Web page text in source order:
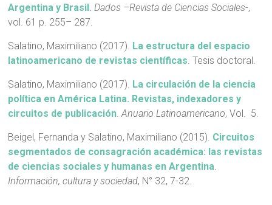
Argentina y Brasil. Dados –Revista de Ciencias Sociales-,
vol. 61 p. 255– 287.
Salatino, Maximiliano (2017). La estructura del espacio
latinoamericano de revistas científicas. Tesis doctoral.
Salatino, Maximiliano (2017). La circulación de la ciencia
política en América Latina. Revistas, indexadores y
circuitos de publicación.Anuario Latinoamericano, Vol. 5.
Beigel, Fernanda y Salatino, Maximiliano (2015). Circuitos
segmentados de consagración académica: las revistas
de ciencias sociales y humanas en Argentina.
Información, cultura y sociedad, N° 32, 7-32.